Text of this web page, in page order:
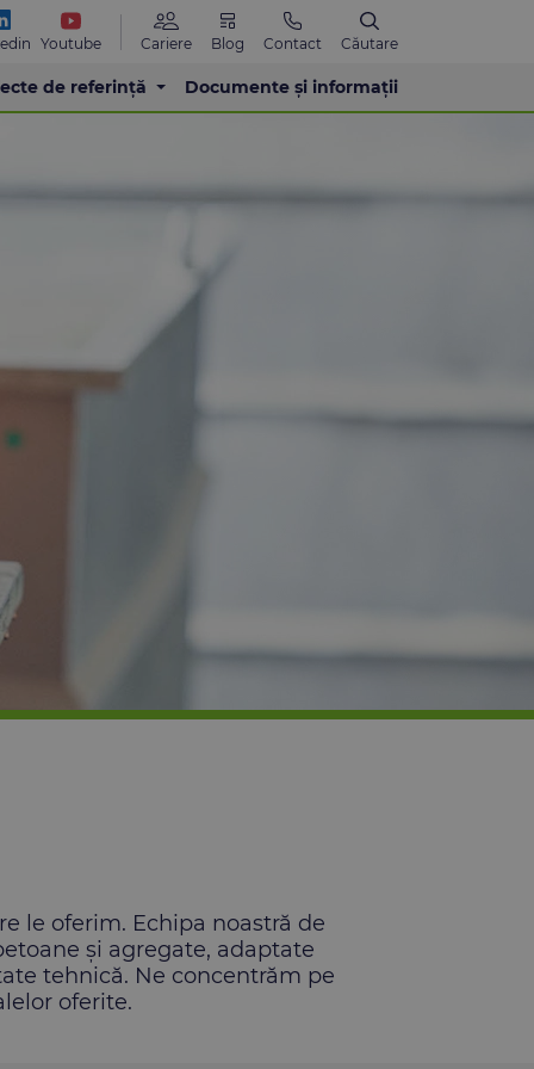
Youtube Cariere Blog Contact Căutare
de referință Documente și informații
le oferim. Echipa noastră de
și agregate, adaptate
tehnică. Ne concentrăm pe
oferite.